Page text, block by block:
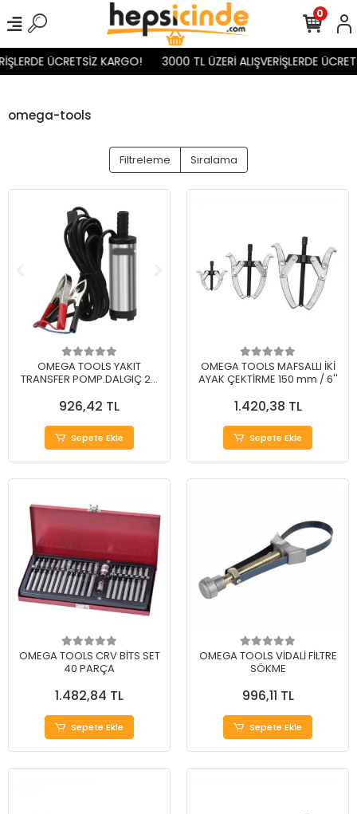
ÜCRETSİZ KARGO! 3000 TL ÜZERİ ALIŞVERİŞLERDE
0
omega-tools
Filtreleme Sıralama
OMEGA TOOLS YAKIT
TRANSFER POMP.DALGIÇ 24
926,42 TL
Sepete Ekle
OMEGA TOOLS MAFSALLI İKİ
AYAK ÇEKTİRME 150 mm / 6''
1.420,38 TL
Sepete Ekle
OMEGA TOOLS CRV BİTS SET
40 PARÇA
1.482,84 TL
Sepete Ekle
OMEGA TOOLS VİDALİ FİLTRE
SÖKME
996,11 TL
Sepete Ekle